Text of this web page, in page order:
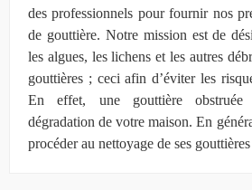
des professionnels pour fournir nos
de gouttière. Notre mission est de
les algues, les lichens et les autres
gouttières ; ceci afin d’éviter les
En effet, une gouttière obstruée
dégradation de votre maison. En
procéder au nettoyage de ses